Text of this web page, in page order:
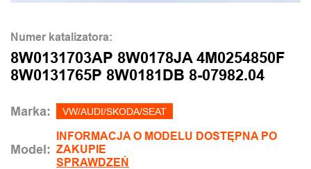
Numer katalizatora:
8W0131703AP 8W0178JA 4M0254850F
8W0131765P 8W0181DB 8-07982.04
Marka: VW/AUDI/SKODA/SEAT
Model:
INFORMACJA O MODELU DOSTĘPNA PO
ZAKUPIE
SPRAWDZEŃ